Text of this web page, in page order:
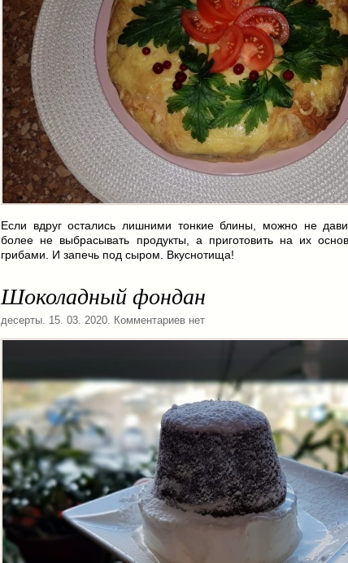
Если вдруг остались лишними тонкие блины, можно не
более не выбрасывать продукты, а приготовить на их
грибами. И запечь под сыром. Вкуснотища!
Шоколадный фондан
десерты. 15. 03. 2020. Комментариев нет